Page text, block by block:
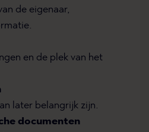
de eigenaar,
en de plek van het
later belangrijk zijn.
documenten